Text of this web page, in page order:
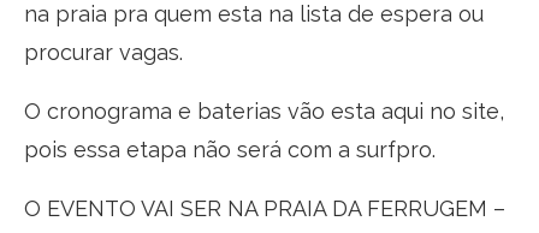
na praia pra quem esta na lista de espera ou
procurar vagas.
O cronograma e baterias vão esta aqui no site,
pois essa etapa não será com a surfpro.
O EVENTO VAI SER NA PRAIA DA FERRUGEM –